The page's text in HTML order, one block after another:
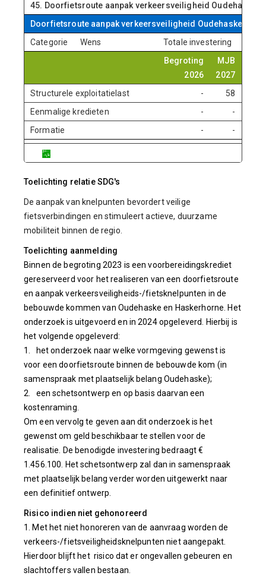
45. Doorfietsroute aanpak verkeersveiligheid Oudehaske
Doorfietsroute aanpak verkeersveiligheid Oudehaske
Categorie
Wens
Totale investering
Begroting
2026
MJB
2027
Structurele exploitatielast
- 58
Eenmalige kredieten
- -
Formatie
- -
Toelichting relatie SDG's
De aanpak van knelpunten bevordert veilige
fietsverbindingen en stimuleert actieve, duurzame
mobiliteit binnen de regio.
Toelichting aanmelding
Binnen de begroting 2023 is een voorbereidingskrediet
gereserveerd voor het realiseren van een doorfietsroute
en aanpak verkeersveiligheids-/fietsknelpunten in de
bebouwde kommen van Oudehaske en Haskerhorne. Het
onderzoek is uitgevoerd en in 2024 opgeleverd. Hierbij is
het volgende opgeleverd:
1. het onderzoek naar welke vormgeving gewenst is
voor een doorfietsroute binnen de bebouwde kom (in
samenspraak met plaatselijk belang Oudehaske);
2. een schetsontwerp en op basis daarvan een
kostenraming.
Om een vervolg te geven aan dit onderzoek is het
gewenst om geld beschikbaar te stellen voor de
realisatie. De benodigde investering bedraagt €
1.456.100. Het schetsontwerp zal dan in samenspraak
met plaatselijk belang verder worden uitgewerkt naar
een definitief ontwerp.
Risico indien niet gehonoreerd
1. Met het niet honoreren van de aanvraag worden de
verkeers-/fietsveiligheidsknelpunten niet aangepakt.
Hierdoor blijft het risico dat er ongevallen gebeuren en
slachtoffers vallen bestaan.